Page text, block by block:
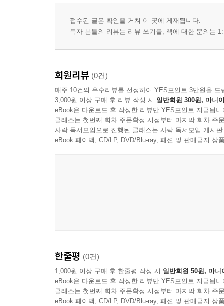
접수된 글은 확인을 거쳐 이 곳에 게재됩니다.
독자 분들의 리뷰는 리뷰 쓰기를, 책에 대한 문의는
회원리뷰 (0건)
매주 10건의 우수리뷰를 선정하여 YES포인트 3만원을 드
3,000원 이상 구매 후 리뷰 작성 시 일반회원 300원, 마니
eBook은 다운로드 후 작성한 리뷰만 YES포인트 지급됩니
클래스는 첫번째 회차 주문확정 시점부터 마지막 회차 주
사락 독서모임으로 진행된 클래스는 사락 독서모임 게시
eBook 페이백, CD/LP, DVD/Blu-ray, 패션 및 판매금지 상
한줄평 (0건)
1,000원 이상 구매 후 한줄평 작성 시 일반회원 50원, 마니
eBook은 다운로드 후 작성한 리뷰만 YES포인트 지급됩니
클래스는 첫번째 회차 주문확정 시점부터 마지막 회차 주
eBook 페이백, CD/LP, DVD/Blu-ray, 패션 및 판매금지 상